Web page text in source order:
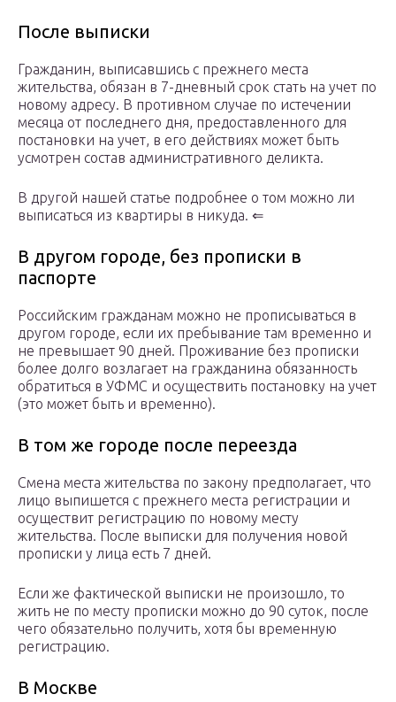
После выписки
Гражданин, выписавшись с прежнего места
жительства, обязан в 7-дневный срок стать на учет по
новому адресу. В противном случае по истечении
месяца от последнего дня, предоставленного для
постановки на учет, в его действиях может быть
усмотрен состав административного деликта.
В другой нашей статье подробнее о том можно ли
выписаться из квартиры в никуда. ⇐
В другом городе, без прописки в
паспорте
Российским гражданам можно не прописываться в
другом городе, если их пребывание там временно и
не превышает 90 дней. Проживание без прописки
более долго возлагает на гражданина обязанность
обратиться в УФМС и осуществить постановку на учет
(это может быть и временно).
В том же городе после переезда
Смена места жительства по закону предполагает, что
лицо выпишется с прежнего места регистрации и
осуществит регистрацию по новому месту
жительства. После выписки для получения новой
прописки у лица есть 7 дней.
Если же фактической выписки не произошло, то
жить не по месту прописки можно до 90 суток, после
чего обязательно получить, хотя бы временную
регистрацию.
В Москве